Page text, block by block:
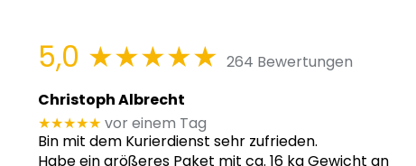
5,0 ★★★★★ 264 Bewertungen
Christoph Albrecht
★★★★★ vor einem Tag
Bin mit dem Kurierdienst sehr zufrieden.
Habe ein größeres Paket mit ca. 16 kg Gewicht an